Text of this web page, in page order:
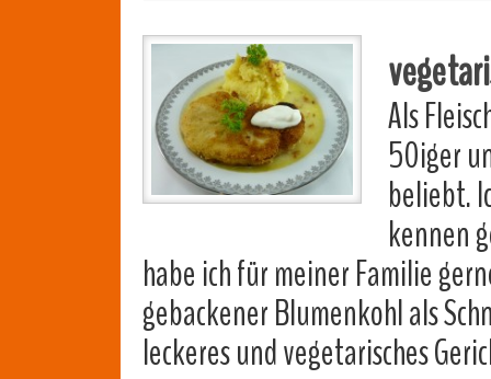
Als
50iger
beliebt.
kennen
habe ich für meiner Familie
gebackener Blumenkohl als
leckeres und vegetarisches